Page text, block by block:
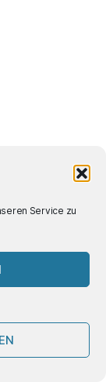
Service zu
nicht